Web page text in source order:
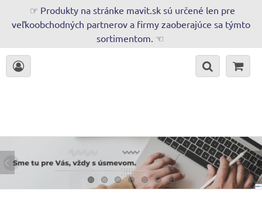
☞ Produkty na stránke mavit.sk sú určené len pre
veľkoobchodných partnerov a firmy zaoberajúce sa týmto
sortimentom. ☜